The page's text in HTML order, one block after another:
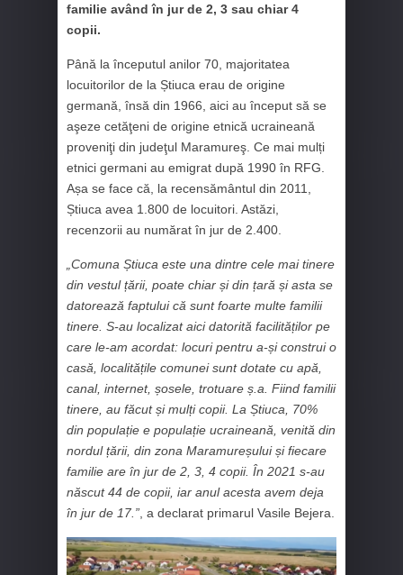
familie având în jur de 2, 3 sau chiar 4
copii.
Până la începutul anilor 70, majoritatea
locuitorilor de la Știuca erau de origine
germană, însă din 1966, aici au început să se
aşeze cetăţeni de origine etnică ucraineană
proveniţi din judeţul Maramureş. Ce mai mulți
etnici germani au emigrat după 1990 în RFG.
Așa se face că, la recensământul din 2011,
Știuca avea 1.800 de locuitori. Astăzi,
recenzorii au numărat în jur de 2.400.
„Comuna Știuca este una dintre cele mai tinere
din vestul țării, poate chiar și din țară și asta se
datorează faptului că sunt foarte multe familii
tinere. S-au localizat aici datorită facilităților pe
care le-am acordat: locuri pentru a-și construi o
casă, localitățile comunei sunt dotate cu apă,
canal, internet, șosele, trotuare ș.a. Fiind familii
tinere, au făcut și mulți copii. La Știuca, 70%
din populație e populație ucraineană, venită din
nordul țării, din zona Maramureșului și fiecare
familie are în jur de 2, 3, 4 copii. În 2021 s-au
născut 44 de copii, iar anul acesta avem deja
în jur de 17.” , a declarat primarul Vasile Bejera.